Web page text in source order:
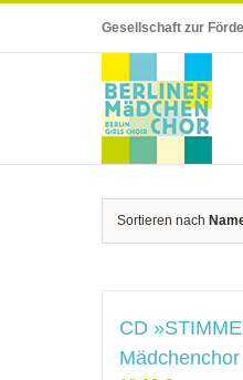
content
Gesellschaft zur
Sortieren nach
CD
Mädchenchor